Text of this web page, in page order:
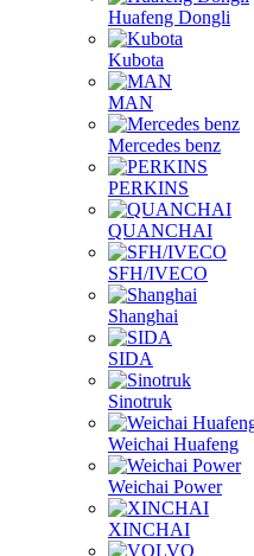
Huafeng Dongli
Kubota
MAN
Mercedes benz
PERKINS
QUANCHAI
SFH/IVECO
Shanghai
SIDA
Sinotruk
Weichai Huafeng
Weichai Power
XINCHAI